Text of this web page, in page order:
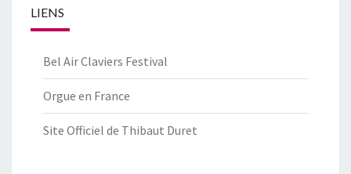
LIENS
Bel Air Claviers Festival
Orgue en France
Site Officiel de Thibaut Duret